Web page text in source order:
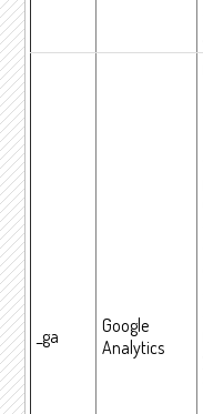
_ga
Google
Analytics